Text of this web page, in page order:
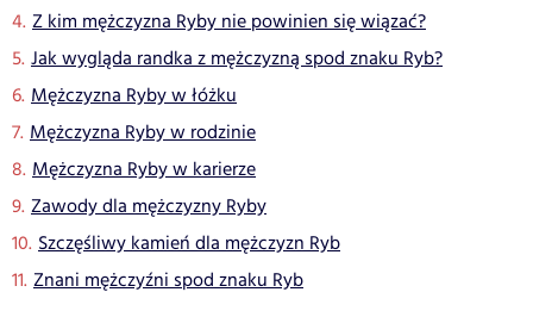
Z kim mężczyzna Ryby nie powinien się wiązać?
Jak wygląda randka z mężczyzną spod znaku Ryb?
Mężczyzna Ryby w łóżku
Mężczyzna Ryby w rodzinie
Mężczyzna Ryby w karierze
Zawody dla mężczyzny Ryby
Szczęśliwy kamień dla mężczyzn Ryb
Znani mężczyźni spod znaku Ryb